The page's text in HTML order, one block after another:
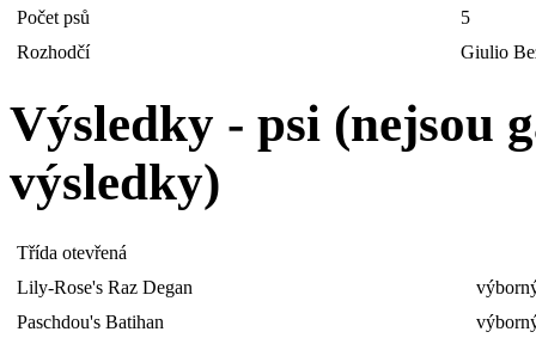
Počet psů
5
Rozhodčí
Giulio
Výsledky - psi (nejsou
výsledky)
Třída otevřená
Lily-Rose's Raz Degan
Paschdou's Batihan